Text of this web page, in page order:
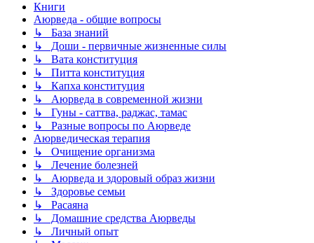
Книги
Аюрведа - общие вопросы
↳ База знаний
↳ Доши - первичные жизненные силы
↳ Вата конституция
↳ Питта конституция
↳ Капха конституция
↳ Аюрведа в современной жизни
↳ Гуны - саттва, раджас, тамас
↳ Разные вопросы по Аюрведе
Аюрведическая терапия
↳ Очищение организма
↳ Лечение болезней
↳ Аюрведа и здоровый образ жизни
↳ Здоровье семьи
↳ Расаяна
↳ Домашние средства Аюрведы
↳ Личный опыт